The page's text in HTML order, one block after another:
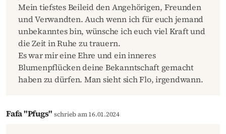
Mein tiefstes Beileid den Angehörigen, Freunden
und Verwandten. Auch wenn ich für euch jemand
unbekanntes bin, wünsche ich euch viel Kraft und
die Zeit in Ruhe zu trauern.
Es war mir eine Ehre und ein inneres
Blumenpflücken deine Bekanntschaft gemacht
haben zu dürfen. Man sieht sich Flo, irgendwann.
Fafa "Pfugs" schrieb am 16.01.2024